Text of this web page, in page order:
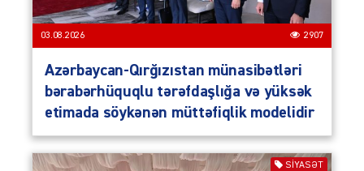
03.08.2026 2907
Azərbaycan-Qırğızıstan münasibətləri
bərabərhüquqlu tərəfdaşlığa və yüksək
etimada söykənən müttəfiqlik modelidir
SIYASƏT